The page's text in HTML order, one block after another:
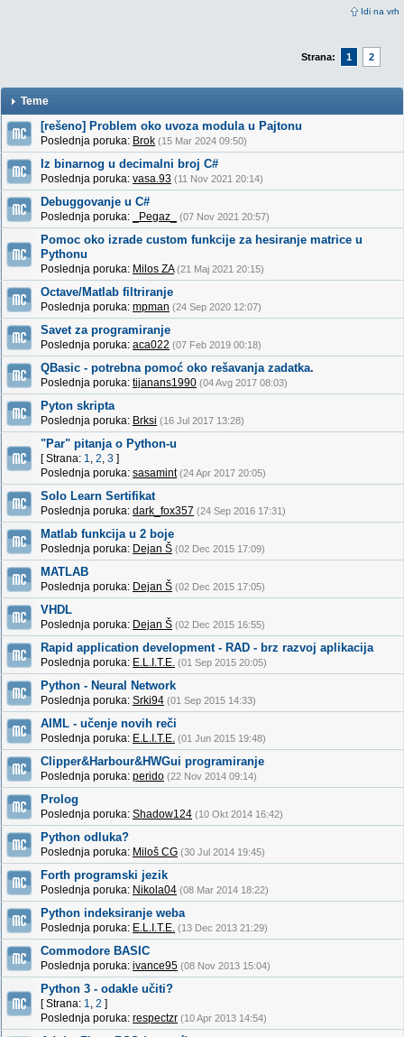
Idi na vrh
Strana: 1 2
Teme
[rešeno] Problem oko uvoza modula u Pajtonu
Poslednja poruka: Brok (15 Mar 2024 09:50)
Iz binarnog u decimalni broj C#
Poslednja poruka: vasa.93 (11 Nov 2021 20:14)
Debuggovanje u C#
Poslednja poruka: _Pegaz_ (07 Nov 2021 20:57)
Pomoc oko izrade custom funkcije za hesiranje matrice u
Pythonu
Poslednja poruka: Milos ZA (21 Maj 2021 20:15)
Octave/Matlab filtriranje
Poslednja poruka: mpman (24 Sep 2020 12:07)
Savet za programiranje
Poslednja poruka: aca022 (07 Feb 2019 00:18)
QBasic - potrebna pomoć oko rešavanja zadatka.
Poslednja poruka: tijanans1990 (04 Avg 2017 08:03)
Pyton skripta
Poslednja poruka: Brksi (16 Jul 2017 13:28)
"Par" pitanja o Python-u
[ Strana: 1, 2, 3 ]
Poslednja poruka: sasamint (24 Apr 2017 20:05)
Solo Learn Sertifikat
Poslednja poruka: dark_fox357 (24 Sep 2016 17:31)
Matlab funkcija u 2 boje
Poslednja poruka: Dejan Š (02 Dec 2015 17:09)
MATLAB
Poslednja poruka: Dejan Š (02 Dec 2015 17:05)
VHDL
Poslednja poruka: Dejan Š (02 Dec 2015 16:55)
Rapid application development - RAD - brz razvoj aplikacija
Poslednja poruka: E.L.I.T.E. (01 Sep 2015 20:05)
Python - Neural Network
Poslednja poruka: Srki94 (01 Sep 2015 14:33)
AIML - učenje novih reči
Poslednja poruka: E.L.I.T.E. (01 Jun 2015 19:48)
Clipper&Harbour&HWGui programiranje
Poslednja poruka: perido (22 Nov 2014 09:14)
Prolog
Poslednja poruka: Shadow124 (10 Okt 2014 16:42)
Python odluka?
Poslednja poruka: Miloš CG (30 Jul 2014 19:45)
Forth programski jezik
Poslednja poruka: Nikola04 (08 Mar 2014 18:22)
Python indeksiranje weba
Poslednja poruka: E.L.I.T.E. (13 Dec 2013 21:29)
Commodore BASIC
Poslednja poruka: ivance95 (08 Nov 2013 15:04)
Python 3 - odakle učiti?
[ Strana: 1, 2 ]
Poslednja poruka: respectzr (10 Apr 2013 14:54)